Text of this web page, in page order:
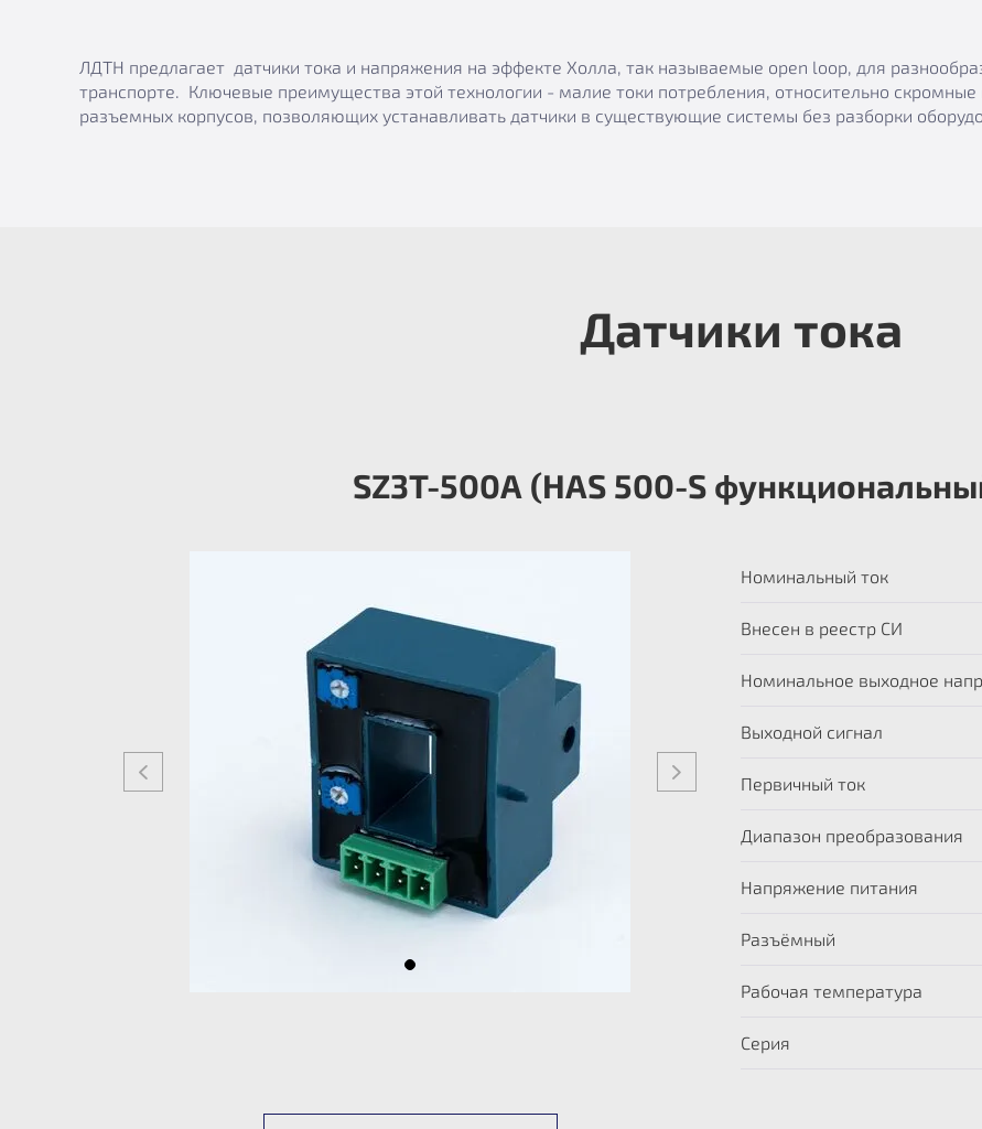
ЛДТН предлагает датчики тока и напряжения на эффекте Холла, так называемые open loop, для
транспорте. Ключевые преимущества этой технологии - малие токи потребления, относительно
разъемных корпусов, позволяющих устанавливать датчики в существующие системы без разборки
Датчики тока
SZ3T-500А (HAS 500-S
Номинальный ток
Внесен в реестр СИ
Номинальное выходное
Выходной сигнал
Первичный ток
Диапазон преобразования
Напряжение питания
Разъёмный
Рабочая температура
Серия